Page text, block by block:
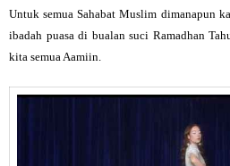
Untuk semua Sahabat Muslim dimanapun
ibadah puasa di bualan suci Ramadhan
kita semua Aamiin.